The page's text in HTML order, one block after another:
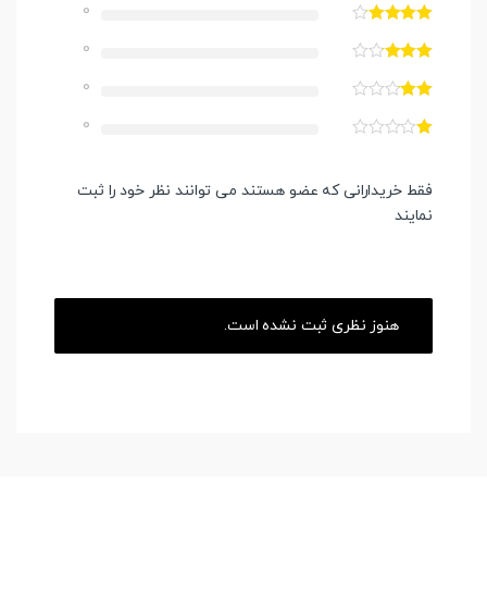
0
0
0
0
فقط خریدارانی که عضو هستند می توانند نظر خود را ثبت
نمایند
هنوز نظری ثبت نشده است.